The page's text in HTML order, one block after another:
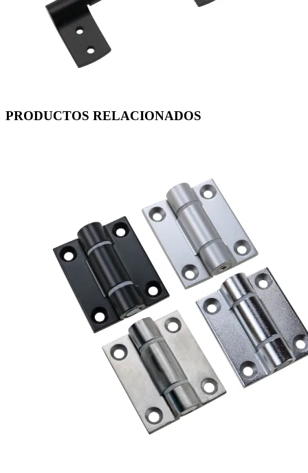
PRODUCTOS RELACIONADOS